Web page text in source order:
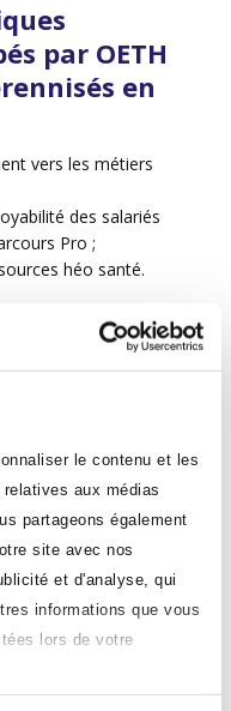
le contenu et les
aux médias
partageons également
site avec nos
et d'analyse, qui
informations que vous
lors de votre
par OETH
en
vers les métiers
des salariés
Pro ;
héo santé.
d’aides
du catalogue
A partir de janvier
aux conseillers en
d’OETH sera
du secteur
financière aux
et pour les
de ce nouveau